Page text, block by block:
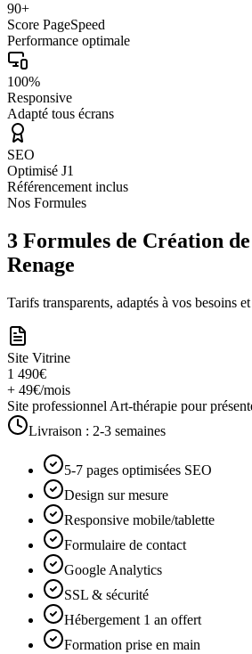
90+
Score PageSpeed
Performance optimale
100%
Responsive
Adapté tous écrans
SEO
Optimisé J1
Référencement inclus
Nos Formules
3 Formules de Création
Renage
Tarifs transparents, adaptés à vos besoins
Site Vitrine
1 490€
+ 49€/mois
Site professionnel Art-thérapie pour
Livraison : 2-3 semaines
5-7 pages optimisées SEO
Design sur mesure
Responsive mobile/tablette
Formulaire de contact
Google Analytics
SSL & sécurité
Hébergement 1 an offert
Formation prise en main